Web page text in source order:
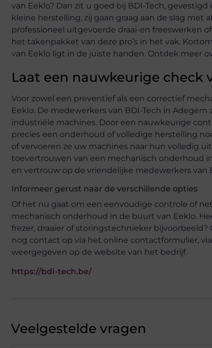
van Eeklo? Dan zit u goed bij BDI-Tech,
kleine herstelling, zij gaan graag aan de slag met
professioneel uitgevoerde draai-en freeswerken
het takenpakket van deze pro’s in het vak.
van Eeklo ligt in de juiste handen. Ontdek meer
Laat een nauwkeurige
Voor zowel een preventief als een correctief
Eeklo. De medewerkers van BDI-Tech in
industriële machines. Door een nauwkeurige
precies een onderhoud of volledige herstelling
of vervoeren ze uw machines naar hun volledig
toevertrouwen van een mechanisch onderhoud
en vertrouw op de vriendelijke medewerkers van
Informeer gerust naar de verschillende opties
Of het nu gaat om een eenvoudige controle of
mechanisch onderhoud in de buurt van Eeklo.
frezer, draaier of storingstechnieker
nog contact op via het online contactformulier,
weergegeven op de website van het bedrijf.
https://bdi-tech.be/
Veelgestelde vragen